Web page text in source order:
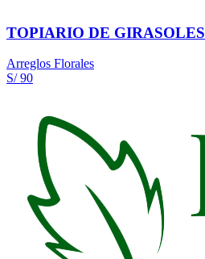
TOPIARIO DE GIRASOLES
Arreglos Florales
S/ 90